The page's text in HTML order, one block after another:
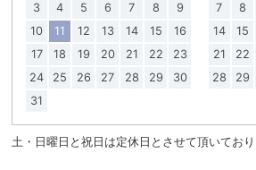
3
4 5 6 7 8
9
10
11 12 13 14 15
16
17
18 19 20 21 22
23
24
25 26 27 28 29
30
31
7
8
14
15
21
22
28
29
土・日曜日と祝日は定休日とさせて頂いており